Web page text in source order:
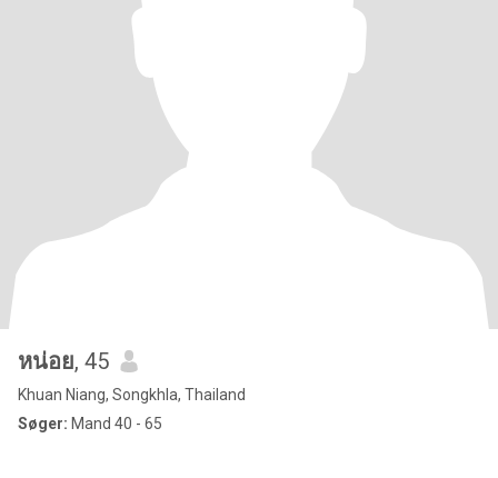
หน่อย, 45
Khuan Niang, Songkhla, Thailand
Søger: Mand 40 - 65